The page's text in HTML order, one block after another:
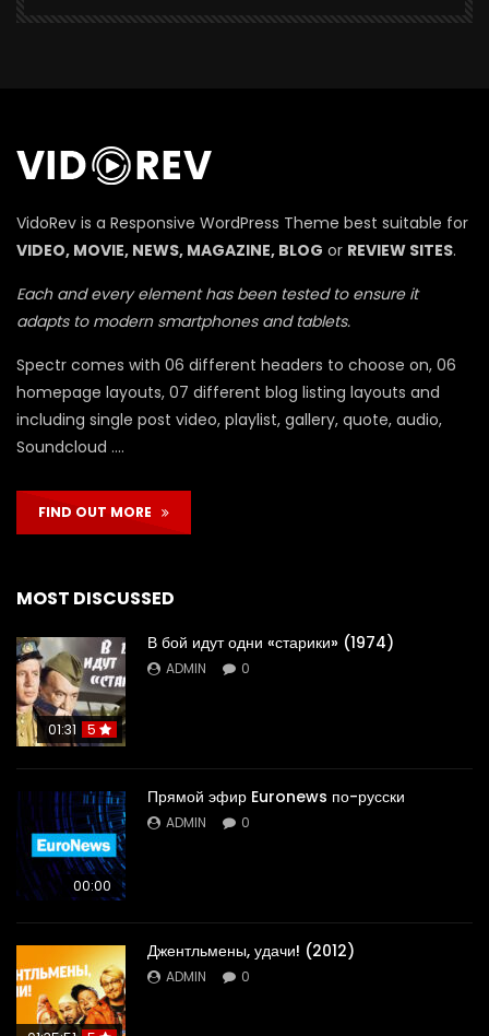
VidoRev is a Responsive WordPress Theme best suitable for
VIDEO, MOVIE, NEWS, MAGAZINE, BLOG or REVIEW SITES.
Each and every element has been tested to ensure it
adapts to modern smartphones and tablets.
Spectr comes with 06 different headers to choose on, 06
homepage layouts, 07 different blog listing layouts and
including single post video, playlist, gallery, quote, audio,
Soundcloud ….
FIND OUT MORE
MOST DISCUSSED
01:31 5
В бой идут одни «старики» (1974)
ADMIN 0
00:00
Прямой эфир Euronews по-русски
ADMIN 0
Джентльмены, удачи! (2012)
ADMIN 0